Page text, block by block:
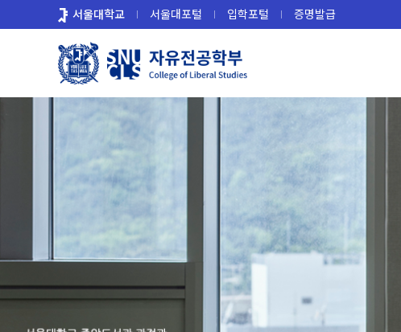
로
서울대학교 서울대포털 입학포털 증명발급